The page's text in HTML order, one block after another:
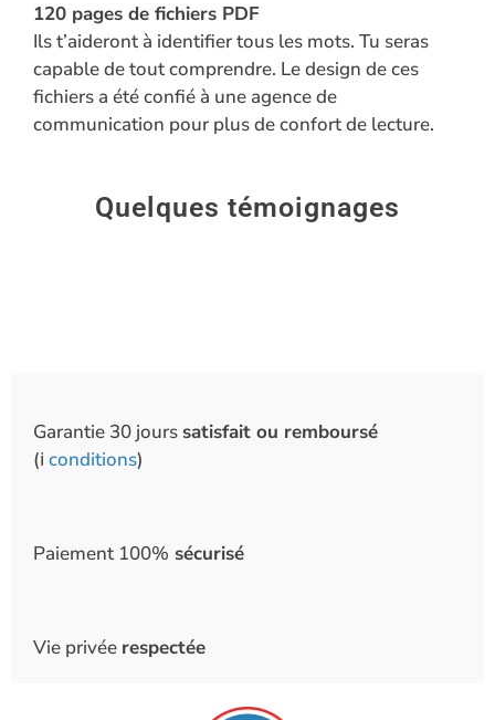
120 pages de fichiers PDF
Ils t’aideront à identifier tous les mots. Tu seras
capable de tout comprendre. Le design de ces
fichiers a été confié à une agence de
communication pour plus de confort de lecture.
Quelques témoignages
Garantie 30 jours satisfait ou remboursé
(ℹ️ conditions)
Paiement 100% sécurisé
Vie privée respectée